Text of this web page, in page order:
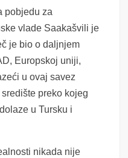
pobjedu za
vlade Saakašvili je
je bio o daljnjem
Europskoj uniji,
u ovaj savez
preko kojeg
u Tursku i
nikada nije